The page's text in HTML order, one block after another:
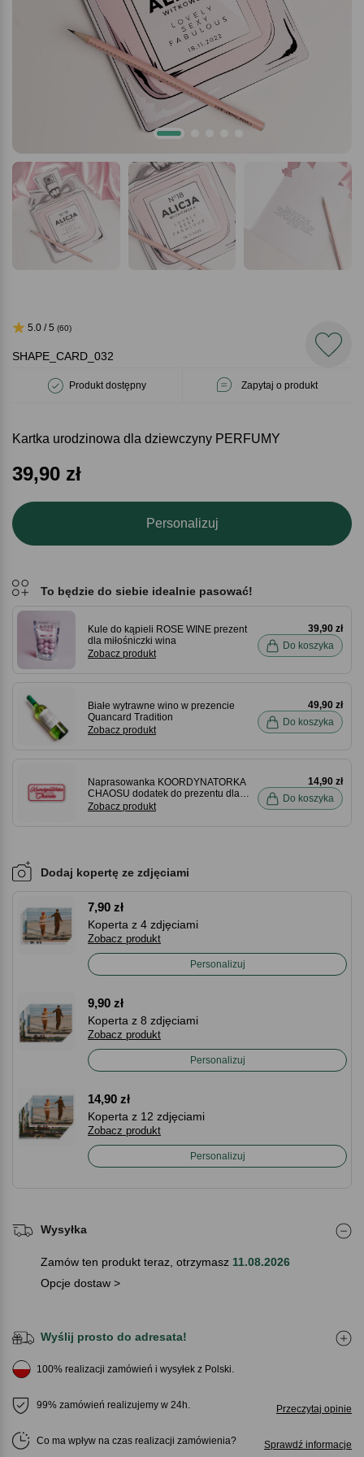
SHAPE_CARD_032
Produkt dostępny Zapytaj o produkt
5.0 / 5 (60)
Kartka urodzinowa dla dziewczyny PERFUMY
39,90 zł
Personalizuj
To będzie do siebie idealnie pasować!
Kule do kąpieli ROSE WINE prezent
dla miłośniczki wina
Zobacz produkt
39,90 zł
Do koszyka
Białe wytrawne wino w prezencie
Quancard Tradition
Zobacz produkt
49,90 zł
Do koszyka
Naprasowanka KOORDYNATORKA
CHAOSU dodatek do prezentu dla
niej 9,3 x 4,6 cm
Zobacz produkt
14,90 zł
Do koszyka
Dodaj kopertę ze zdjęciami
7,90 zł
Koperta z 4 zdjęciami
Zobacz produkt
Personalizuj
9,90 zł
Koperta z 8 zdjęciami
Zobacz produkt
Personalizuj
14,90 zł
Koperta z 12 zdjęciami
Zobacz produkt
Personalizuj
Wysyłka
Zamów ten produkt teraz, otrzymasz 11.08.2026
Opcje dostaw >
Wyślij prosto do adresata!
100% realizacji zamówień i wysyłek z Polski.
99% zamówień realizujemy w 24h. Przeczytaj opinie
Co ma wpływ na czas realizacji zamówienia Sprawdź informacje